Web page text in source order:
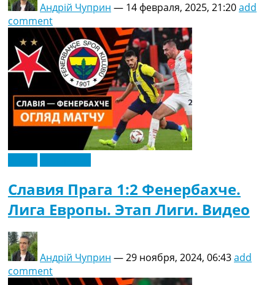
Андрій Чуприн — 14 февраля, 2025, 21:20add
comment
Славия Прага 1:2 Фенербахче.
Лига Европы. Этап Лиги. Видео
Андрій Чуприн —29 ноября, 2024, 06:43add
comment